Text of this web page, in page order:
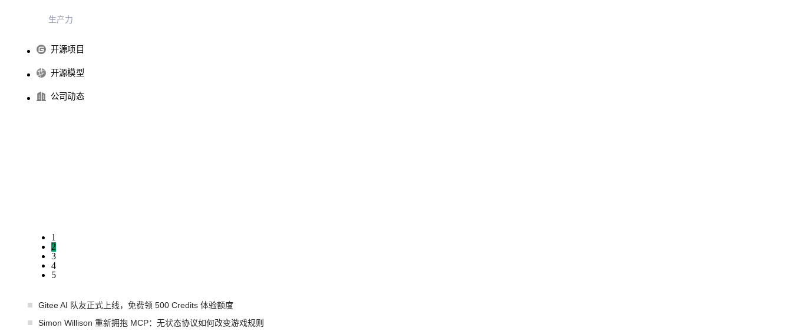
生产力
开源项目
开源模型
公司动态
1
2
3
4
5
Gitee AI 队友正式上线，免费领 500 Credits 体验额度
Simon Willison 重新拥抱 MCP：无状态协议如何改变游戏规则